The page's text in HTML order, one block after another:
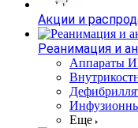
Акции и
Реанимация и
Аппараты
Еще